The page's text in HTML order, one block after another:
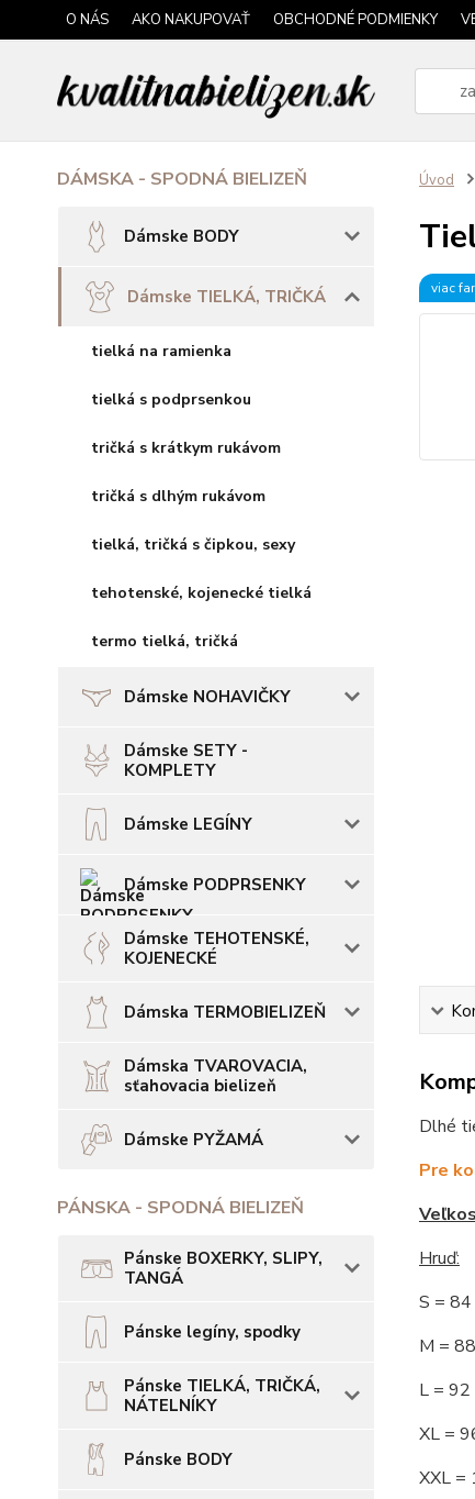
O NÁS AKO NAKUPOVAŤ OBCHODNÉ PODMIENKY
DÁMSKA - SPODNÁ BIELIZEŇ
Dámske BODY
Dámske TIELKÁ, TRIČKÁ
tielká na ramienka
tielká s podprsenkou
tričká s krátkym rukávom
tričká s dlhým rukávom
tielká, tričká s čipkou, sexy
tehotenské, kojenecké tielká
termo tielká, tričká
Dámske NOHAVIČKY
Dámske SETY -
KOMPLETY
Dámske LEGÍNY
Dámske PODPRSENKY
Dámske TEHOTENSKÉ,
KOJENECKÉ
Dámska TERMOBIELIZEŇ
Dámska TVAROVACIA,
sťahovacia bielizeň
Dámske PYŽAMÁ
PÁNSKA - SPODNÁ BIELIZEŇ
Pánske BOXERKY, SLIPY,
TANGÁ
Pánske legíny, spodky
Pánske TIELKÁ, TRIČKÁ,
NÁTELNÍKY
Pánske BODY
Úvod
viac
Dlhé
Pre
Hruď:
S =
M =
L =
XL =
XXL